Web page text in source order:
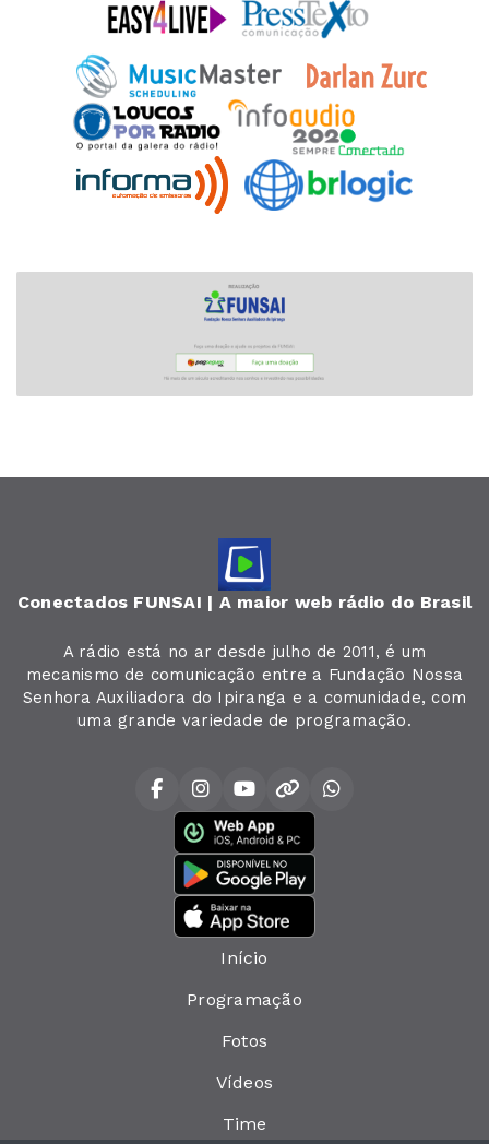
Conectados FUNSAI | A maior web rádio do Brasil
A rádio está no ar desde julho de 2011, é um
mecanismo de comunicação entre a Fundação Nossa
Senhora Auxiliadora do Ipiranga e a comunidade, com
uma grande variedade de programação.
Início
Programação
Fotos
Vídeos
Time